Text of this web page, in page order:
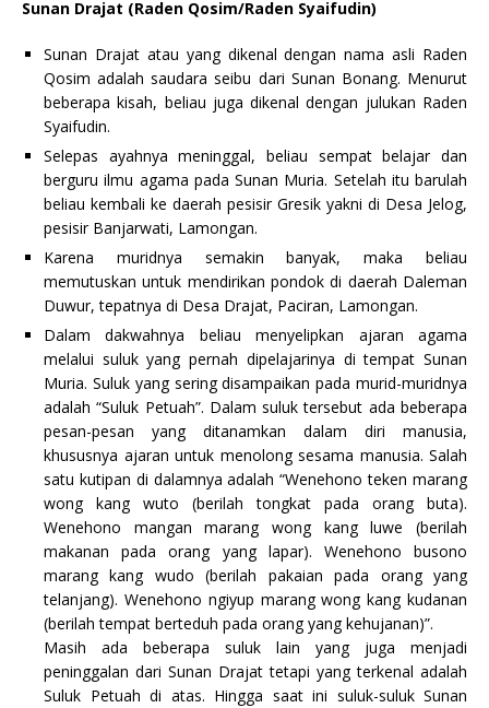
Sunan Drajat (Raden Qosim/Raden Syaifudin)
Sunan Drajat atau yang dikenal dengan nama asli Raden
Qosim adalah saudara seibu dari Sunan Bonang. Menurut
beberapa kisah, beliau juga dikenal dengan julukan Raden
Syaifudin.
Selepas ayahnya meninggal, beliau sempat belajar dan
berguru ilmu agama pada Sunan Muria. Setelah itu barulah
beliau kembali ke daerah pesisir Gresik yakni di Desa Jelog,
pesisir Banjarwati, Lamongan.
Karena muridnya semakin banyak, maka beliau
memutuskan untuk mendirikan pondok di daerah Daleman
Duwur, tepatnya di Desa Drajat, Paciran, Lamongan.
Dalam dakwahnya beliau menyelipkan ajaran agama
melalui suluk yang pernah dipelajarinya di tempat Sunan
Muria. Suluk yang sering disampaikan pada murid-muridnya
adalah “Suluk Petuah”. Dalam suluk tersebut ada beberapa
pesan-pesan yang ditanamkan dalam diri manusia,
khususnya ajaran untuk menolong sesama manusia. Salah
satu kutipan di dalamnya adalah “Wenehono teken marang
wong kang wuto (berilah tongkat pada orang buta).
Wenehono mangan marang wong kang luwe (berilah
makanan pada orang yang lapar). Wenehono busono
marang kang wudo (berilah pakaian pada orang yang
telanjang). Wenehono ngiyup marang wong kang kudanan
(berilah tempat berteduh pada orang yang kehujanan)”.
Masih ada beberapa suluk lain yang juga menjadi
peninggalan dari Sunan Drajat tetapi yang terkenal adalah
Suluk Petuah di atas. Hingga saat ini suluk-suluk Sunan